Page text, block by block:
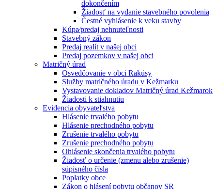
dokončením
Žiadosť na vydanie stavebného povolenia
Čestné vyhlásenie k veku stavby
Kúpa⁄predaj nehnuteľnosti
Stavebný zákon
Predaj realít v našej obci
Predaj pozemkov v našej obci
Matričný úrad
Osvedčovanie v obci Rakúsy
Služby matričného úradu v Kežmarku
Vystavovanie dokladov Matričný úrad Kežmarok
Žiadosti k stiahnutiu
Evidencia obyvateľstva
Hlásenie trvalého pobytu
Hlásenie prechodného pobytu
Zrušenie trvalého pobytu
Zrušenie prechodného pobytu
Ohlásenie skončenia trvalého pobytu
Žiadosť o určenie (zmenu alebo zrušenie)
súpisného čísla
Poplatky obce
Zákon o hlásení pobytu občanov SR